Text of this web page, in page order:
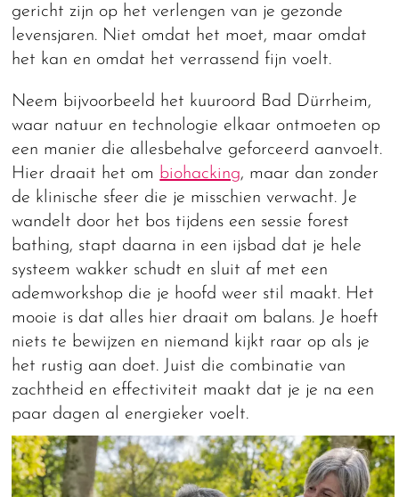
gericht zijn op het verlengen van je gezonde
levensjaren. Niet omdat het moet, maar omdat
het kan en omdat het verrassend fijn voelt.
Neem bijvoorbeeld het kuuroord Bad Dürrheim,
waar natuur en technologie elkaar ontmoeten op
een manier die allesbehalve geforceerd aanvoelt.
Hier draait het om biohacking, maar dan zonder
de klinische sfeer die je misschien verwacht. Je
wandelt door het bos tijdens een sessie forest
bathing, stapt daarna in een ijsbad dat je hele
systeem wakker schudt en sluit af met een
ademworkshop die je hoofd weer stil maakt. Het
mooie is dat alles hier draait om balans. Je hoeft
niets te bewijzen en niemand kijkt raar op als je
het rustig aan doet. Juist die combinatie van
zachtheid en effectiviteit maakt dat je je na een
paar dagen al energieker voelt.